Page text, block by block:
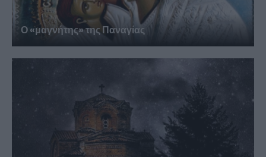
Ο «μαγνήτης» της Παναγίας